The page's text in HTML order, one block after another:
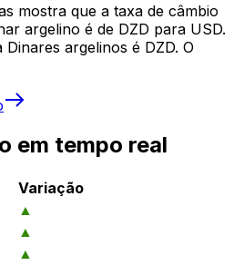
mostra que a taxa de câmbio
argelino é de DZD para USD.
argelinos é DZD. O
em tempo real
Variação
▲
▲
▲